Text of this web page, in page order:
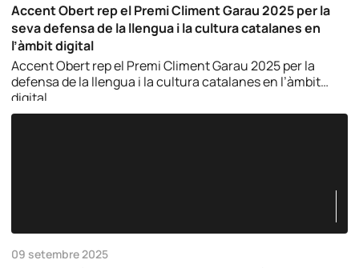
Accent Obert rep el Premi Climent Garau 2025 per la
seva defensa de la llengua i la cultura catalanes en
l’àmbit digital
Accent Obert rep el Premi Climent Garau 2025 per la
defensa de la llengua i la cultura catalanes en l’àmbit
digital.
09 setembre 2025